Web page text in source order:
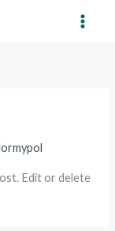
Edit or delete